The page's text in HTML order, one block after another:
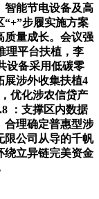
智能节电设备及高
“+”步履实施方案
质量成长。会议强
理平台扶植，李
设备采用低碳零
展涉外收集扶植4
优化涉农信贷产
：支撑区内数据
合理确定普惠型涉
限公司从导的千帆
绕立异链完美资金